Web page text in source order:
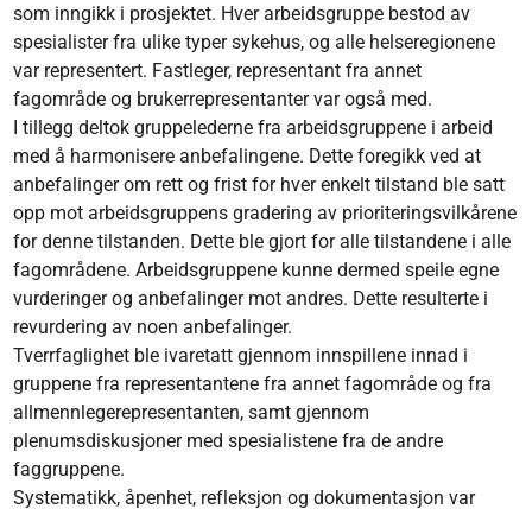
som inngikk i prosjektet. Hver arbeidsgruppe bestod av
spesialister fra ulike typer sykehus, og alle helseregionene
var representert. Fastleger, representant fra annet
fagområde og brukerrepresentanter var også med.
I tillegg deltok gruppelederne fra arbeidsgruppene i arbeid
med å harmonisere anbefalingene. Dette foregikk ved at
anbefalinger om rett og frist for hver enkelt tilstand ble satt
opp mot arbeidsgruppens gradering av prioriteringsvilkårene
for denne tilstanden. Dette ble gjort for alle tilstandene i alle
fagområdene. Arbeidsgruppene kunne dermed speile egne
vurderinger og anbefalinger mot andres. Dette resulterte i
revurdering av noen anbefalinger.
Tverrfaglighet ble ivaretatt gjennom innspillene innad i
gruppene fra representantene fra annet fagområde og fra
allmennlegerepresentanten, samt gjennom
plenumsdiskusjoner med spesialistene fra de andre
faggruppene.
Systematikk, åpenhet, refleksjon og dokumentasjon var